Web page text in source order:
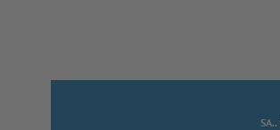
SA..